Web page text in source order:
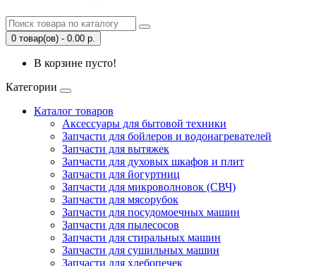
0 товар(ов) - 0.00 р.
В корзине пусто!
Категории
Каталог товаров
Аксессуары для бытовой техники
Запчасти для бойлеров и водонагревателей
Запчасти для вытяжек
Запчасти для духовых шкафов и плит
Запчасти для йогуртниц
Запчасти для микроволновок (СВЧ)
Запчасти для мясорубок
Запчасти для посудомоечных машин
Запчасти для пылесосов
Запчасти для стиральных машин
Запчасти для сушильных машин
Запчасти для хлебопечек